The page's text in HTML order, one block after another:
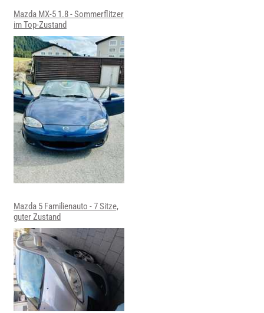
Mazda MX-5 1.8 - Sommerflitzer
im Top-Zustand
Mazda 5 Familienauto - 7 Sitze,
guter Zustand